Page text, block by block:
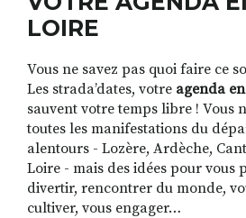
RECHERCHER
S'INSCRIRE À LA
FACEBOOK
LOIRE
Vous ne savez pas quoi faire ce
Les strada’dates, votre agenda
sauvent votre temps libre ! Vous
toutes les manifestations du
alentours - Lozère, Ardèche,
Loire - mais des idées pour vous
divertir, rencontrer du monde,
cultiver, vous engager…